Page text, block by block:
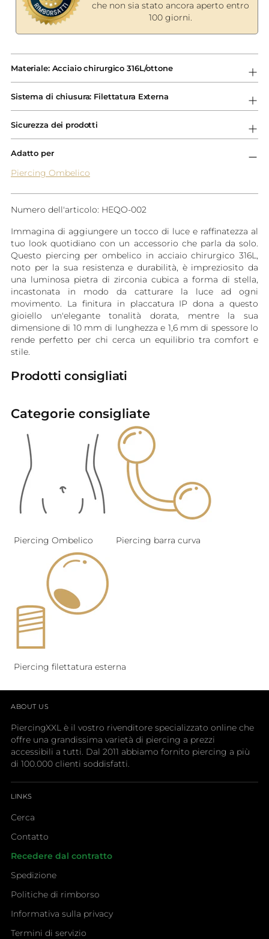
che non sia stato ancora aperto entro
100 giorni.
prodotto
al
carrello...
Materiale: Acciaio chirurgico 316L/ottone
Sistema di chiusura: Filettatura Externa
Sicurezza dei prodotti
Adatto per
Piercing Ombelico
Numero dell'articolo: HEQO-002
Immagina di aggiungere un tocco di luce e raffinatezza al
tuo look quotidiano con un accessorio che parla da solo.
Questo piercing per ombelico in acciaio chirurgico 316L,
noto per la sua resistenza e durabilità, è impreziosito da
una luminosa pietra di zirconia cubica a forma di stella,
incastonata in modo da catturare la luce ad ogni
movimento. La finitura in placcatura IP dona a questo
gioiello un'elegante tonalità dorata, mentre la sua
dimensione di 10 mm di lunghezza e 1,6 mm di spessore lo
rende perfetto per chi cerca un equilibrio tra comfort e
stile.
Prodotti consigliati
Categorie consigliate
Piercing Ombelico Piercing barra curva
Piercing filettatura esterna
ABOUT US
PiercingXXL è il vostro rivenditore specializzato online che
offre una grandissima varietà di piercing a prezzi
accessibili a tutti. Dal 2011 abbiamo fornito piercing a più
di 100.000 clienti soddisfatti.
LINKS
Cerca
Contatto
Recedere dal contratto
Spedizione
Politiche di rimborso
Informativa sulla privacy
Termini di servizio